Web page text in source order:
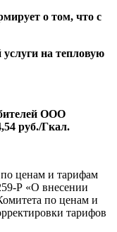
о том, что с
на тепловую
ООО
руб./Гкал.
ценам и тарифам
Р «О внесении
по ценам и
тарифов